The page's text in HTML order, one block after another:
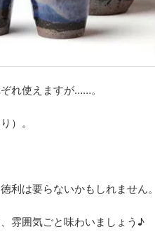
れ使えますが……。
）。
利は要らないかもしれません。
雰囲気ごと味わいましょう♪